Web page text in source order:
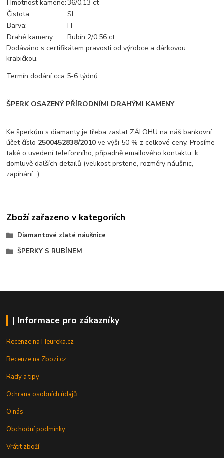
Hmotnost kamene:36/0,13 ct
Čistota:
SI
Barva:
H
Drahé kameny:
Rubín 2/0,56 ct
Dodáváno s certifikátem pravosti od výrobce a dárkovou
krabičkou.
Termín dodání cca 5-6 týdnů.
ŠPERK OSAZENÝ PŘÍRODNÍMI DRAHÝMI KAMENY
Ke šperkům s diamanty je třeba zaslat ZÁLOHU na náš bankovní
účet číslo 2500452838/2010 ve výši 50 % z celkové ceny. Prosíme
také o uvedení telefonního, případně emailového kontaktu, k
domluvě dalších detailů (velikost prstene, rozměry náušnic,
zapínání...).
Zboží zařazeno v kategoriích
Diamantové zlaté náušnice
ŠPERKY S RUBÍNEM
| Informace pro zákazníky
Recenze na Heureka.cz
Recenze na Zbozi.cz
Rady a tipy
Ochrana osobních údajů
O nás
Obchodní podmínky
Vrátit zboží